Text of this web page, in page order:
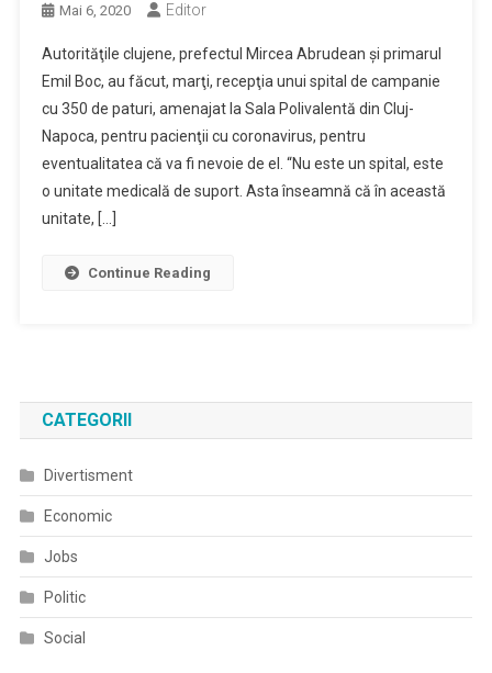
Mai 6, 2020 Editor
Autorităţile clujene, prefectul Mircea Abrudean şi primarul
Emil Boc, au făcut, marţi, recepţia unui spital de campanie
cu 350 de paturi, amenajat la Sala Polivalentă din Cluj-
Napoca, pentru pacienţii cu coronavirus, pentru
eventualitatea că va fi nevoie de el. “Nu este un spital, este
o unitate medicală de suport. Asta înseamnă că în această
unitate, […]
Continue Reading
CATEGORII
Divertisment
Economic
Jobs
Politic
Social